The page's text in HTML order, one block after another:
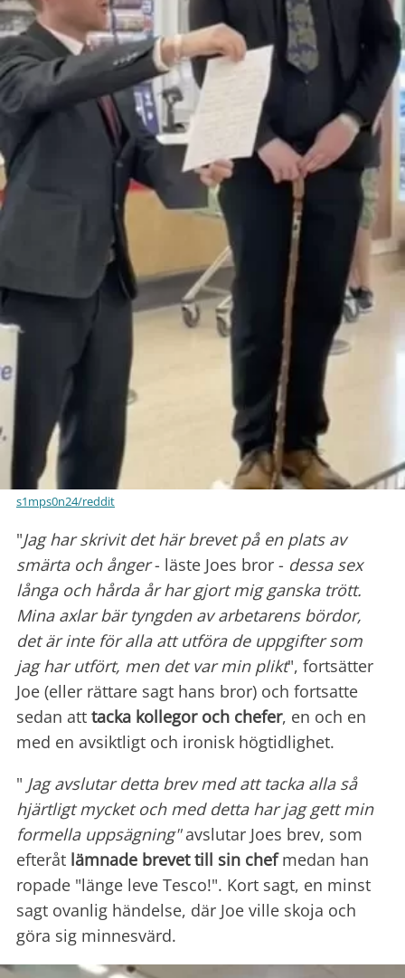
s1mps0n24/reddit
"Jag har skrivit det här brevet på en plats av
smärta och ånger- läste Joes bror - dessa sex
långa och hårda år har gjort mig ganska trött.
Mina axlar bär tyngden av arbetarens bördor,
det är inte för alla att utföra de uppgifter som
jag har utfört, men det var min plikt", fortsätter
Joe (eller rättare sagt hans bror) och fortsatte
sedan att tacka kollegor och chefer, en och en
med en avsiktligt och ironisk högtidlighet.
" Jag avslutar detta brev med att tacka alla så
hjärtligt mycket och med detta har jag gett min
formella uppsägning"avslutar Joes brev, som
efteråt lämnade brevet till sin chefmedan han
ropade "länge leve Tesco!". Kort sagt, en minst
sagt ovanlig händelse, där Joe ville skoja och
göra sig minnesvärd.